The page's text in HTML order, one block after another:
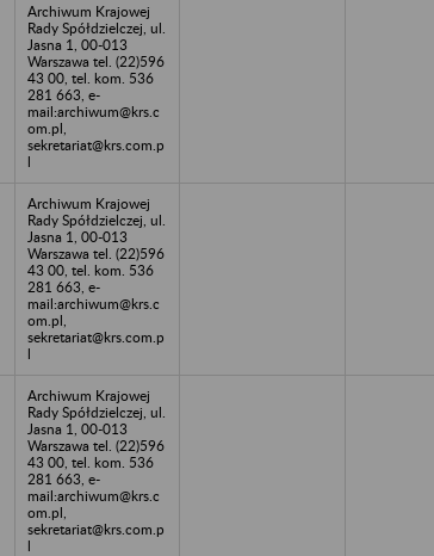
Archiwum Krajowej
Rady Spółdzielczej, ul.
Jasna 1, 00-013
Warszawa tel. (22)596
43 00, tel. kom. 536
281 663, e-
mail:archiwum@krs.c
om.pl,
sekretariat@krs.com.p
l
Archiwum Krajowej
Rady Spółdzielczej, ul.
Jasna 1, 00-013
Warszawa tel. (22)596
43 00, tel. kom. 536
281 663, e-
mail:archiwum@krs.c
om.pl,
sekretariat@krs.com.p
l
Archiwum Krajowej
Rady Spółdzielczej, ul.
Jasna 1, 00-013
Warszawa tel. (22)596
43 00, tel. kom. 536
281 663, e-
mail:archiwum@krs.c
om.pl,
sekretariat@krs.com.p
l